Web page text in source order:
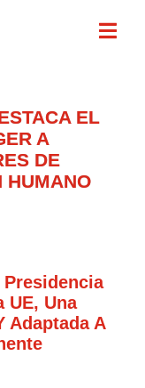
EL
A
DE
HUMANO
UE, Una
Adaptada A